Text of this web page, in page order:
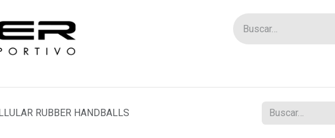
RUBBER HANDBALLS